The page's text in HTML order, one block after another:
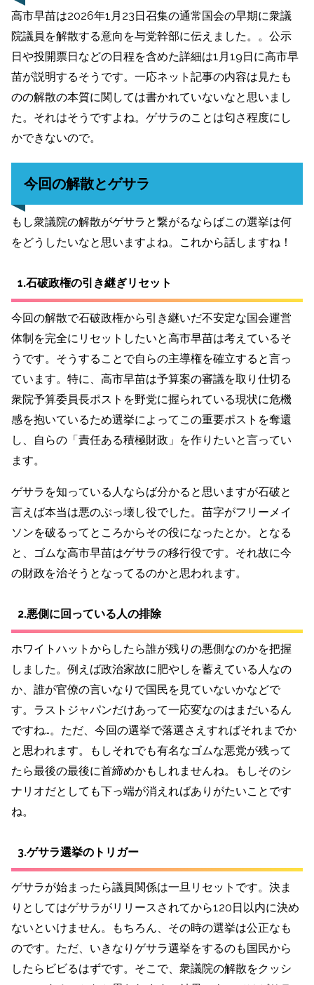
高市早苗は2026年1月23日召集の通常国会の早期に衆議
院議員を解散する意向を与党幹部に伝えました。。公示
日や投開票日などの日程を含めた詳細は1月19日に高市早
苗が説明するそうです。一応ネット記事の内容は見たも
のの解散の本質に関しては書かれていないなと思いまし
た。それはそうですよね。ゲサラのことは匂さ程度にし
かできないので。
今回の解散とゲサラ
もし衆議院の解散がゲサラと繋がるならばこの選挙は何
をどうしたいなと思いますよね。これから話しますね！
1.石破政権の引き継ぎリセット
今回の解散で石破政権から引き継いだ不安定な国会運営
体制を完全にリセットしたいと高市早苗は考えているそ
うです。そうすることで自らの主導権を確立すると言っ
ています。特に、高市早苗は予算案の審議を取り仕切る
衆院予算委員長ポストを野党に握られている現状に危機
感を抱いているため選挙によってこの重要ポストを奪還
し、自らの「責任ある積極財政」を作りたいと言ってい
ます。
ゲサラを知っている人ならば分かると思いますが石破と
言えば本当は悪のぶっ壊し役でした。苗字がフリーメイ
ソンを破るってところからその役になったとか。となる
と、ゴムな高市早苗はゲサラの移行役です。それ故に今
の財政を治そうとなってるのかと思われます。
2.悪側に回っている人の排除
ホワイトハットからしたら誰が残りの悪側なのかを把握
しました。例えば政治家故に肥やしを蓄えている人なの
か、誰が官僚の言いなりで国民を見ていないかなどで
す。ラストジャパンだけあって一応変なのはまだいるん
ですね…。ただ、今回の選挙で落選さえすればそれまでか
と思われます。もしそれでも有名なゴムな悪党が残って
たら最後の最後に首締めかもしれませんね。もしそのシ
ナリオだとしても下っ端が消えればありがたいことです
ね。
3.ゲサラ選挙のトリガー
ゲサラが始まったら議員関係は一旦リセットです。決ま
りとしてはゲサラがリリースされてから120日以内に決め
ないといけません。もちろん、その時の選挙は公正なも
のです。ただ、いきなりゲサラ選挙をするのも国民から
したらビビるはずです。そこで、衆議院の解散をクッシ